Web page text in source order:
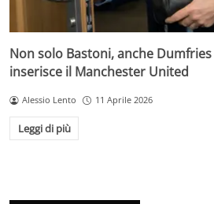
Non solo Bastoni, anche Dumfries
inserisce il Manchester United
Alessio Lento 11 Aprile 2026
Leggi di più